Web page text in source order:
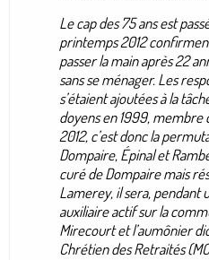
Le cap des 75 ans est
printemps 2012
passer la main après 22
sans se ménager. Les
s’étaient ajoutées à la
doyens en 1999, membre
2012, c’est donc la
Dompaire, Épinal et
curé de Dompaire mais
Lamerey, il sera, pendant
auxiliaire actif sur la
Mirecourt et l’aumônier
Chrétien des Retraités